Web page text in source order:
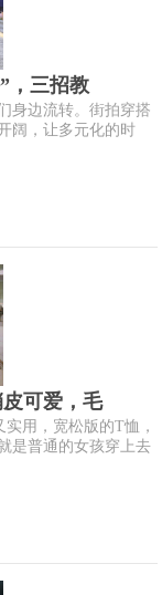
，三招教
身边流转。街拍穿搭
阔，让多元化的时
可爱，毛
用，宽松版的T恤，
是普通的女孩穿上去